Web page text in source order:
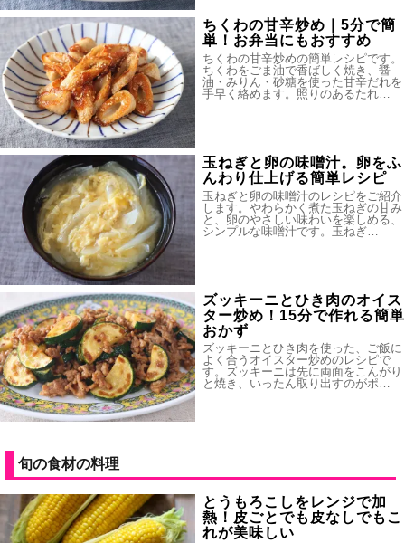
ちくわの甘辛炒め｜5分で簡
単！お弁当にもおすすめ
ちくわの甘辛炒めの簡単レシピです。
ちくわをごま油で香ばしく焼き、醤
油・みりん・砂糖を使った甘辛だれを
手早く絡めます。照りのあるたれ…
玉ねぎと卵の味噌汁。卵をふ
んわり仕上げる簡単レシピ
玉ねぎと卵の味噌汁のレシピをご紹介
します。やわらかく煮た玉ねぎの甘み
と、卵のやさしい味わいを楽しめる、
シンプルな味噌汁です。玉ねぎ…
ズッキーニとひき肉のオイス
ター炒め！15分で作れる簡単
おかず
ズッキーニとひき肉を使った、ご飯に
よく合うオイスター炒めのレシピで
す。ズッキーニは先に両面をこんがり
と焼き、いったん取り出すのがポ…
旬の食材の料理
とうもろこしをレンジで加
熱！皮ごとでも皮なしでもこ
れが美味しい